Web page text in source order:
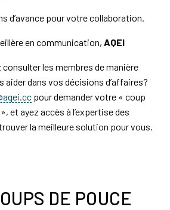
d’avance pour votre collaboration.
en communication, AQEI
consulter les membres de manière
aider dans vos décisions d’affaires?
pour demander votre « coup
et ayez accès à l’expertise des
la meilleure solution pour vous.
DE POUCE